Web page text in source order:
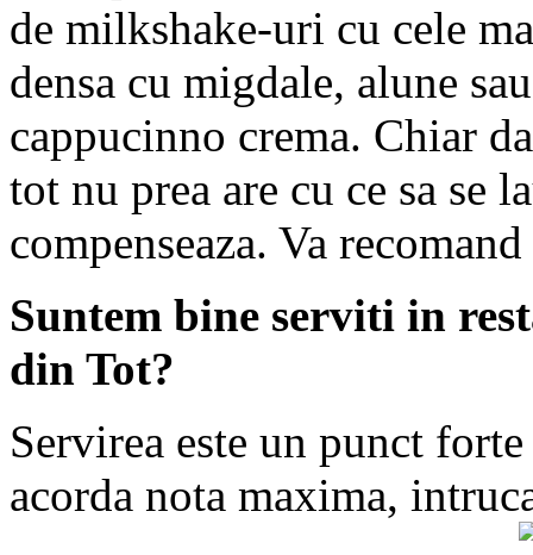
de milkshake-uri cu cele
densa cu migdale, alune
cappucinno crema. Chiar
tot nu prea are cu ce sa se
compenseaza. Va
Suntem bine serviti in
din Tot?
Servirea este un punct
acorda nota maxima,